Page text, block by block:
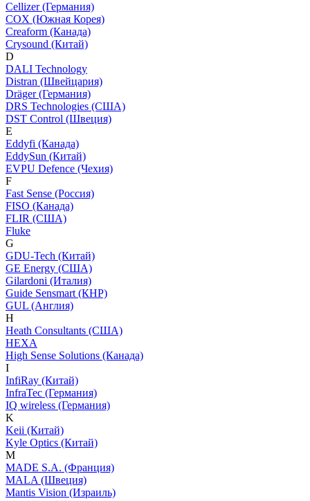
Cellizer (Германия)
COX (Южная Корея)
Creaform (Канада)
Crysound (Китай)
D
DALI Technology
Distran (Швейцария)
Dräger (Германия)
DRS Technologies (США)
DST Control (Швеция)
E
Eddyfi (Канада)
EddySun (Китай)
EVPU Defence (Чехия)
F
Fast Sense (Россия)
FISO (Канада)
FLIR (США)
Fluke
G
GDU-Tech (Китай)
GE Energy (США)
Gilardoni (Италия)
Guide Sensmart (КНР)
GUL (Англия)
H
Heath Consultants (США)
HEXA
High Sense Solutions (Канада)
I
InfiRay (Китай)
InfraTec (Германия)
IQ wireless (Германия)
K
Keii (Китай)
Kyle Optics (Китай)
M
MADE S.A. (Франция)
MALA (Швеция)
Mantis Vision (Израиль)